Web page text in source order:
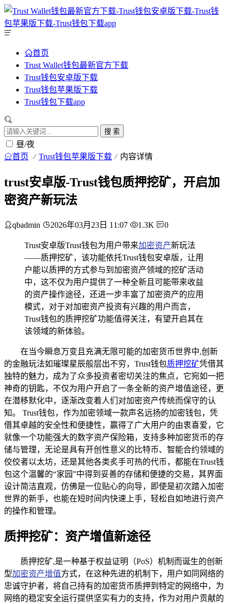
首页
Trust Wallet钱包最新官方下载
Trust钱包安卓版下载
Trust钱包苹果版下载
Trust钱包下载app
搜 索
昼/夜
首页 Trust钱包苹果版下载 内容详情
trust安卓版-Trust钱包质押挖矿，开启加
密资产新玩法
qbadmin 2026年03月23日 11:07 1.3K 0
Trust安卓版Trust钱包为用户带来加密资产新玩法
——质押挖矿，该功能依托Trust钱包安卓版，让用
户能以质押的方式参与到加密资产领域的挖矿活动
中，这不仅为用户提供了一种全新且可能带来收益
的资产操作途径，还进一步丰富了加密资产的应用
模式，对于对加密资产投资有兴趣的用户而言，
Trust钱包的质押挖矿功能值得关注，有望开启其在
该领域的新体验。
在当今瞬息万变且充满无限可能的加密货币世界中,创新
的金融玩法如璀璨星辰般层出不穷，Trust钱包质押挖矿凭借其
独特的魅力，成为了众多投资者密切关注的焦点，它宛如一把
神奇的钥匙，不仅为用户开启了一条全新的资产增值途径，更
在潜移默化中，逐渐改变着人们对加密资产传统而保守的认
知。 Trust钱包，作为加密领域一款声名远扬的加密钱包，凭
借其卓越的安全性和便捷性，赢得了广大用户的由衷喜爱，它
就像一个功能强大的数字资产保险箱，支持多种加密货币的存
储与管理，无论是具有开创性意义的比特币、智能合约领域的
佼佼者以太坊，还是其他各类炙手可热的代币，都能在Trust钱
包这个温馨的“家园”中得到妥善的存储和便捷的交易，其界面
设计简洁直观，仿佛是一位贴心的向导，即使是初次踏入加密
世界的新手，也能在短时间内快速上手，轻松自如地进行资产
的操作和管理。
质押挖矿：资产增值新途径
质押挖矿,是一种基于权益证明（PoS）机制而诞生的创新
型加密资产增值方式，在这种先进的机制下，用户如同网络的
忠诚守护者，将自己持有的加密货币质押到特定的网络中，为
网络的稳定安全运行提供坚实有力的支持，作为对用户贡献的